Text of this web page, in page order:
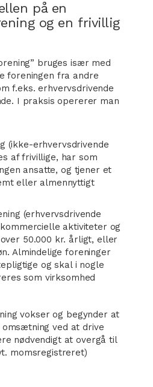
på en
og en frivillig
bruges især med
foreningen fra andre
f.eks. erhvervsdrivende
I praksis opererer man
(ikke-erhvervsdrivende
af frivillige, har som
ansatte, og tjener et
eller almennyttigt
(erhvervsdrivende
aktiviteter og
50.000 kr. årligt, eller
Almindelige foreninger
og skal i nogle
som virksomhed
vokser og begynder at
ved at drive
nødvendigt at overgå til
momsregistreret)